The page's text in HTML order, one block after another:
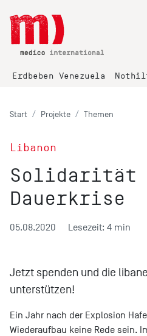
Erdbeben Venezuela
Start Projekte Themen
Libanon
Solidarität
Dauerkrise
05.08.2020 Lesezeit: 4 min
Jetzt spenden und die
unterstützen!
Ein Jahr nach der Explosion
Wiederaufbau keine Rede sein.